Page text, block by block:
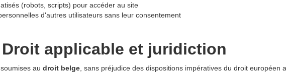
(robots, scripts) pour accéder au site
d'autres utilisateurs sans leur consentement
applicable et juridiction
au droit belge , sans préjudice des dispositions impératives du droit européen